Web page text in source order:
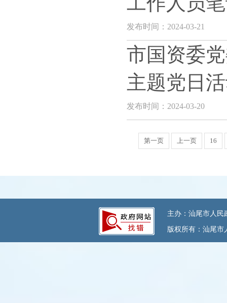
发布时间：2024-03-21
市国资委
主题党日
发布时间：2024-03-20
第一页 上一页 16
主办：汕尾市人民
版权所有：汕尾